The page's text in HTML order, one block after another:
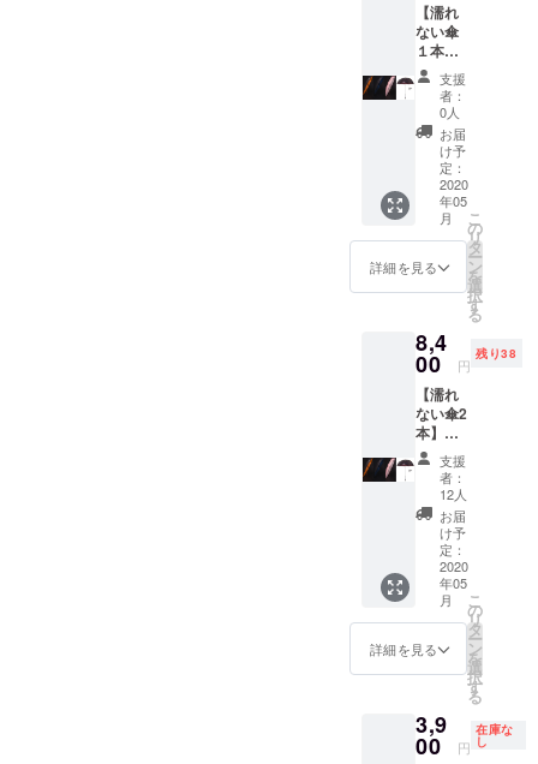
【濡れ
ない傘
１本】
CAMPF
IRE割！
10％OF
F
支援
者：
0人
お届
け予
定：
2020
年05
月
詳細を見る
こ
の
リ
タ
ー
ン
を
選
択
す
る
8,4
00 円
残り38
【濡れ
ない傘2
本】限
定50組
のペア
割！約
30％OF
支援
者：
12人
お届
け予
定：
2020
年05
月
詳細を見る
こ
の
リ
タ
ー
ン
を
選
択
す
る
3,9
00 円
在庫な
し